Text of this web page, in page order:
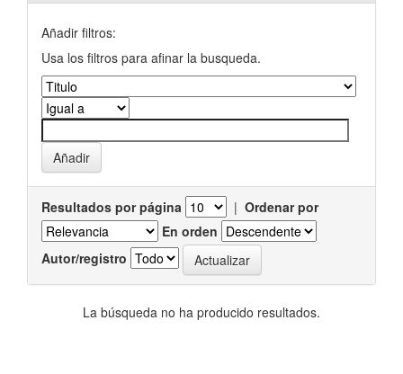
Añadir filtros:
Usa los filtros para afinar la busqueda.
Resultados por página | Ordenar por
En orden
Autor/registro
La búsqueda no ha producido resultados.